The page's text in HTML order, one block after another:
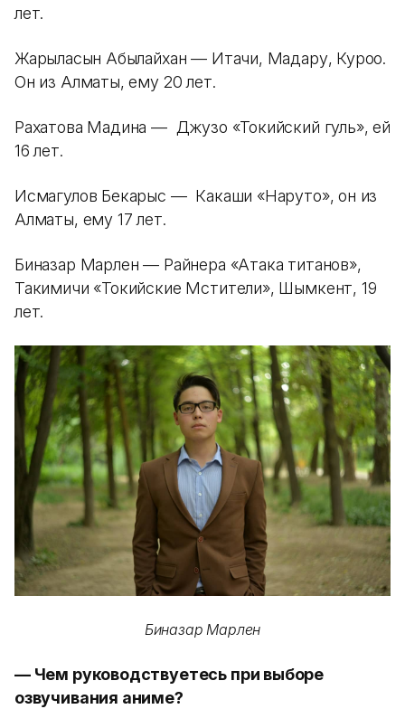
лет.
Жарылқасын Абылайхан — Итачи, Мадару, Куроо.
Он из Алматы, ему 20 лет.
Рахатова Мадина — Джузо «Токийский гуль», ей
16 лет.
Исмагулов Бекарыс — Какаши «Наруто», он из
Алматы, ему 17 лет.
Биназар Марлен — Райнера «Атака титанов»,
Такимичи «Токийские Мстители», Шымкент, 19
лет.
Биназар Марлен
— Чем руководствуетесь при выборе
озвучивания аниме?